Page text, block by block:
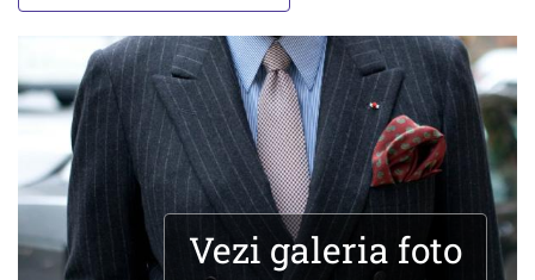
Vezi galeria foto